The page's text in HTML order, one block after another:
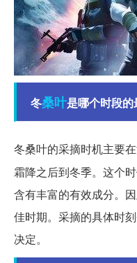
冬桑叶是哪个时段的
冬桑叶的采摘时机主要
霜降之后到冬季。这个
含有丰富的有效成分。
佳时期。采摘的具体时
决定。